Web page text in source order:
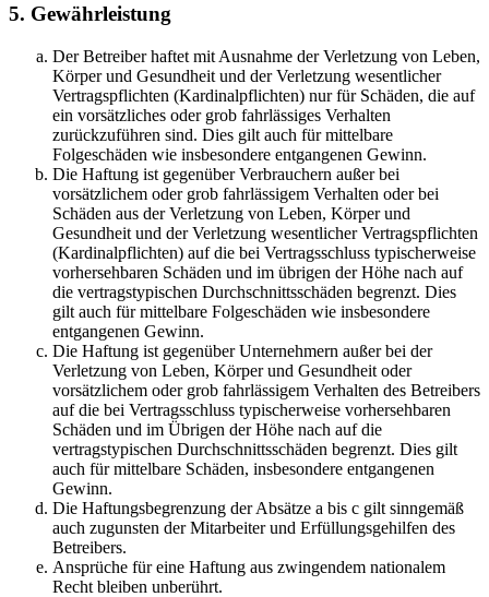
5. Gewährleistung
Der Betreiber haftet mit Ausnahme der Verletzung von Leben,
Körper und Gesundheit und der Verletzung wesentlicher
Vertragspflichten (Kardinalpflichten) nur für Schäden, die auf
ein vorsätzliches oder grob fahrlässiges Verhalten
zurückzuführen sind. Dies gilt auch für mittelbare
Folgeschäden wie insbesondere entgangenen Gewinn.
Die Haftung ist gegenüber Verbrauchern außer bei
vorsätzlichem oder grob fahrlässigem Verhalten oder bei
Schäden aus der Verletzung von Leben, Körper und
Gesundheit und der Verletzung wesentlicher Vertragspflichten
(Kardinalpflichten) auf die bei Vertragsschluss typischerweise
vorhersehbaren Schäden und im übrigen der Höhe nach auf
die vertragstypischen Durchschnittsschäden begrenzt. Dies
gilt auch für mittelbare Folgeschäden wie insbesondere
entgangenen Gewinn.
Die Haftung ist gegenüber Unternehmern außer bei der
Verletzung von Leben, Körper und Gesundheit oder
vorsätzlichem oder grob fahrlässigem Verhalten des Betreibers
auf die bei Vertragsschluss typischerweise vorhersehbaren
Schäden und im Übrigen der Höhe nach auf die
vertragstypischen Durchschnittsschäden begrenzt. Dies gilt
auch für mittelbare Schäden, insbesondere entgangenen
Gewinn.
Die Haftungsbegrenzung der Absätze a bis c gilt sinngemäß
auch zugunsten der Mitarbeiter und Erfüllungsgehilfen des
Betreibers.
Ansprüche für eine Haftung aus zwingendem nationalem
Recht bleiben unberührt.